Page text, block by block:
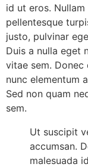
id ut eros.
pellentesque
justo, pulvinar
Duis a nulla eget
vitae sem.
nunc elementum
Sed non quam
sem.
Ut suscipit
accumsan.
malesuada